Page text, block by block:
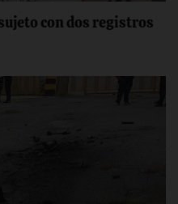
con dos registros